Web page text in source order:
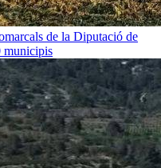
de la Diputació de
municipis